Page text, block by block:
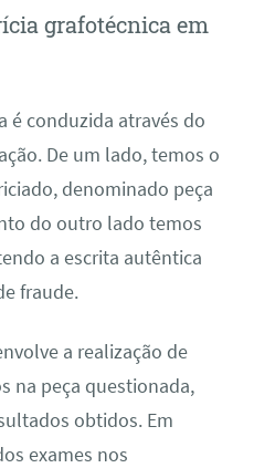
grafotécnica em
é conduzida através do
De um lado, temos o
denominado peça
do outro lado temos
a escrita autêntica
fraude.
a realização de
na peça questionada,
obtidos. Em
exames nos